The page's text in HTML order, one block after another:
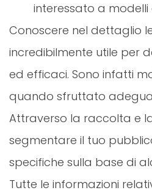
interessato a modelli
Conoscere nel dettaglio
incredibilmente utile per
ed efficaci. Sono infatti
quando sfruttato
Attraverso la raccolta e
segmentare il tuo
specifiche sulla base di
Tutte le informazioni